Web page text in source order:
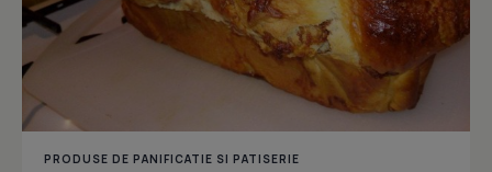
PRODUSE DE PANIFICATIE SI PATISERIE